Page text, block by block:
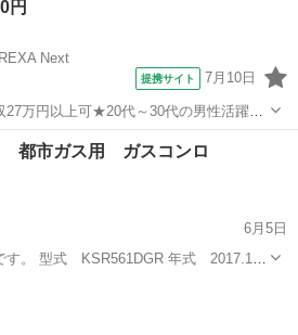
円
Next
提携サイト 7月10日
27万円以上可★20代～30代の男性活躍中
！1食あたり85円～と格安！メーカへの
》 人気の工場のお仕事 ◇
駅 その他
都市ガス用 ガスコンロ
6月5日
2017.1